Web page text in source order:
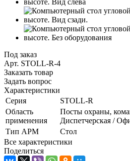
Под заказ
Арт. STOLL-R-4
Заказать товар
Задать вопрос
Характеристики
Серия
STOLL-R
Область
применения
Посты охраны,
Диспетчерская /
Тип АРМ
Стол
Все характеристики
Поделиться